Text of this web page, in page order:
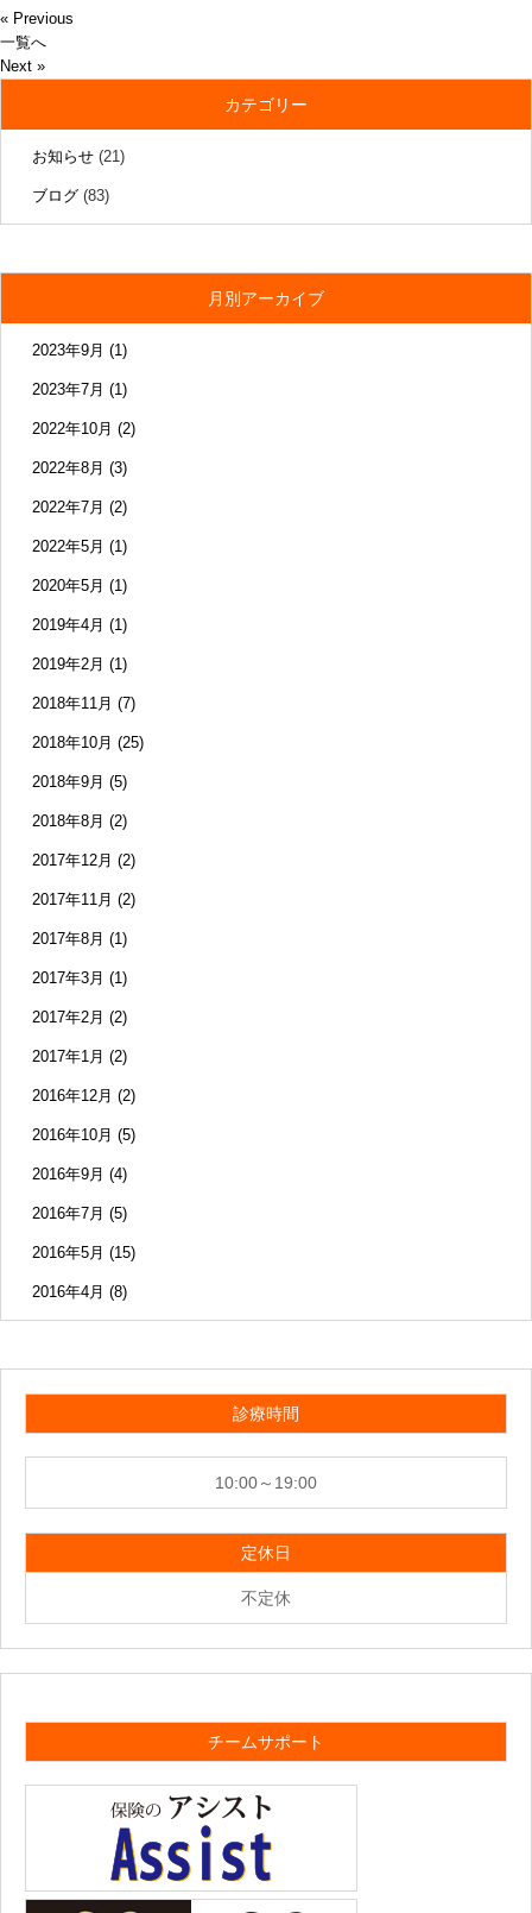
« Previous
一覧へ
Next »
カテゴリー
お知らせ (21)
ブログ (83)
月別アーカイブ
2023年9月 (1)
2023年7月 (1)
2022年10月 (2)
2022年8月 (3)
2022年7月 (2)
2022年5月 (1)
2020年5月 (1)
2019年4月 (1)
2019年2月 (1)
2018年11月 (7)
2018年10月 (25)
2018年9月 (5)
2018年8月 (2)
2017年12月 (2)
2017年11月 (2)
2017年8月 (1)
2017年3月 (1)
2017年2月 (2)
2017年1月 (2)
2016年12月 (2)
2016年10月 (5)
2016年9月 (4)
2016年7月 (5)
2016年5月 (15)
2016年4月 (8)
診療時間
10:00～19:00
定休日
不定休
チームサポート